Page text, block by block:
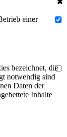
✖
einer
bezeichnet, die
notwendig sind
Daten der
Inhalte